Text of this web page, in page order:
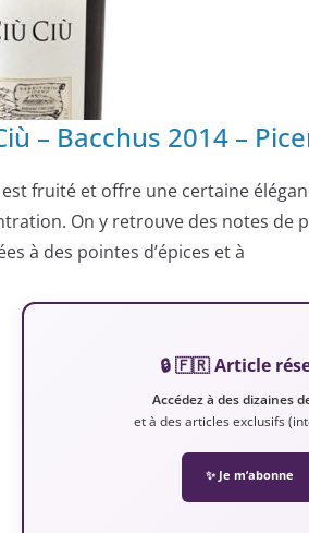
– Bacchus 2014 –
est fruité et offre une certaine
On y retrouve des notes de
à des pointes d’épices et à
🔒 🇫🇷 Article
Accédez à des dizaines
et à des articles exclusifs
✨ Je m’abonne